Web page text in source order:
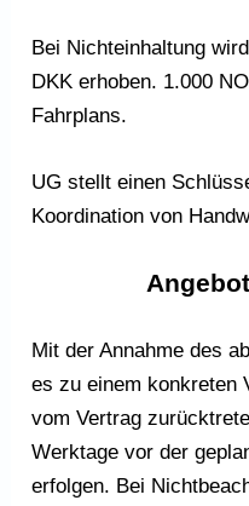
Bei Nichteinhaltung
DKK erhoben. 1.000
Fahrplans.
UG stellt einen
Koordination von
Mit der Annahme des
es zu einem konkreten
vom Vertrag
Werktage vor der
erfolgen. Bei